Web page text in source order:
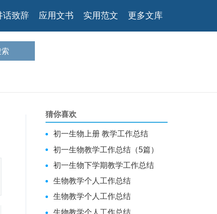
话致辞 应用文书 实用范文 更多文库
猜你喜欢
初一生物上册 教学工作总结
初一生物教学工作总结（5篇）
初一生物下学期教学工作总结
生物教学个人工作总结
生物教学个人工作总结
生物教学个人工作总结